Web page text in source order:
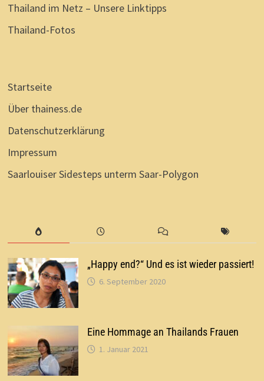
Thailand im Netz – Unsere Linktipps
Thailand-Fotos
Startseite
Über thainess.de
Datenschutzerklärung
Impressum
Saarlouiser Sidesteps unterm Saar-Polygon
„Happy end?“ Und es ist wieder passiert!
6. September 2020
Eine Hommage an Thailands Frauen
1. Januar 2021